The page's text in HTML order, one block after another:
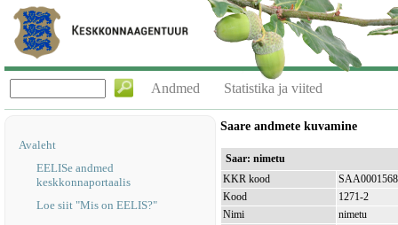
Andmed Statistika ja viited
Avaleht
EELISe andmed
keskkonnaportaalis
Loe siit "Mis on EELIS?"
Saare andmete kuvamine
Saar: nimetu
KKR kood
SAA0001568
Kood
1271-2
Nimi
nimetu